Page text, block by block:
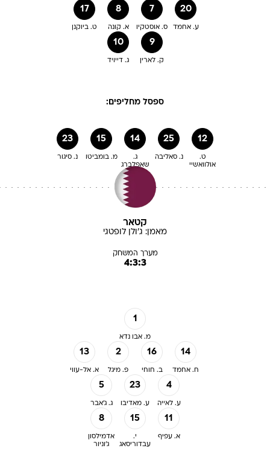
17
ט. ביוקנן
8
א. קונה
7
ס. אוסטקיו
20
ע. אחמד
10
ג. דייויד
9
ק. לארין
ספסל מחליפים:
23
נ. סיגור
15
מ. בומביטו
14
ג.
שאפלברג
25
נ. סאליבה
12
ט.
אולוואשיי
קטאר
מאמן: ג'ולן לופטגי
מערך המשחק
4:3:3
1
מ. אבו נדא
13
א. אל-עווי
2
פ. מיגל
16
ב. חוחי
14
ח. אחמד
5
ג. ג'אבר
23
ע. מאדיבו
4
ע. לאייה
8
אדמילסון
ג'וניור
15
י.
עבדוריסאג
11
א. עפיף